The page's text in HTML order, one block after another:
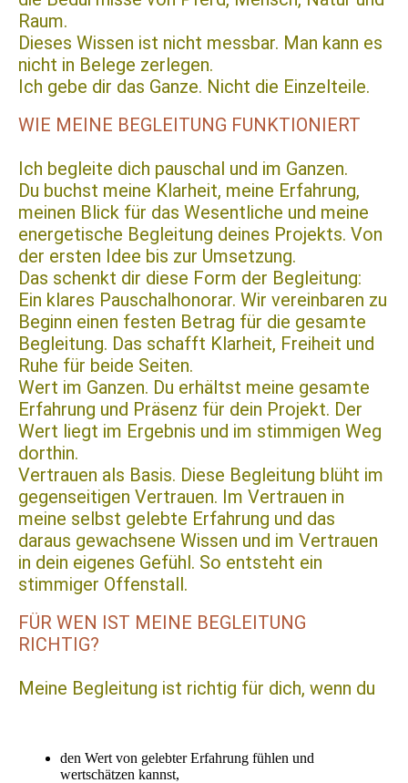
Raum.
Dieses Wissen ist nicht messbar. Man kann es
nicht in Belege zerlegen.
Ich gebe dir das Ganze. Nicht die Einzelteile.
WIE MEINE BEGLEITUNG FUNKTIONIERT
Ich begleite dich pauschal und im Ganzen.
Du buchst meine Klarheit, meine Erfahrung,
meinen Blick für das Wesentliche und meine
energetische Begleitung deines Projekts. Von
der ersten Idee bis zur Umsetzung.
Das schenkt dir diese Form der Begleitung:
Ein klares Pauschalhonorar. Wir vereinbaren zu
Beginn einen festen Betrag für die gesamte
Begleitung. Das schafft Klarheit, Freiheit und
Ruhe für beide Seiten.
Wert im Ganzen. Du erhältst meine gesamte
Erfahrung und Präsenz für dein Projekt. Der
Wert liegt im Ergebnis und im stimmigen Weg
dorthin.
Vertrauen als Basis. Diese Begleitung blüht im
gegenseitigen Vertrauen. Im Vertrauen in
meine selbst gelebte Erfahrung und das
daraus gewachsene Wissen und im Vertrauen
in dein eigenes Gefühl. So entsteht ein
stimmiger Offenstall.
FÜR WEN IST MEINE BEGLEITUNG
RICHTIG?
Meine Begleitung ist richtig für dich, wenn du
den Wert von gelebter Erfahrung fühlen und
wertschätzen kannst,